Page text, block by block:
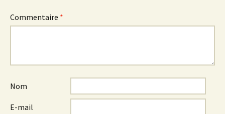
Commentaire *
Nom
E-mail